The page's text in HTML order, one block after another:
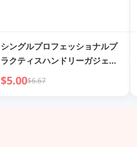
シングルプロフェッショナルプ
ラクティスハンドリーガジェッ
ト 縄付きテニスラケット
$5.00$6.67